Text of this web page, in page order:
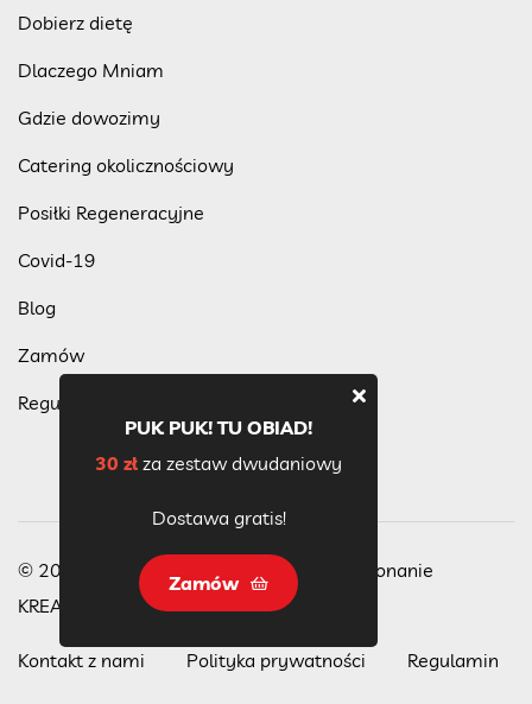
Dobierz dietę
Dlaczego Mniam
Gdzie dowozimy
Catering okolicznościowy
Posiłki Regeneracyjne
Covid-19
Blog
Zamów
Regulamin programu lojalnościowego
© 2023 Wszelkie Prawa Zastrzeżone, wykonanie
KREACJA
Kontakt z nami Polityka prywatności Regulamin
PUK PUK! TU OBIAD!
30 zł za zestaw dwudaniowy
Dostawa gratis!
Zamów